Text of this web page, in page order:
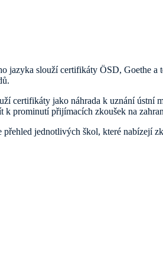
jazyka slouží certifikáty ÖSD, Goethe a
certifikáty jako náhrada k uznání ústní
k prominutí přijímacích zkoušek na
přehled jednotlivých škol, které nabízejí